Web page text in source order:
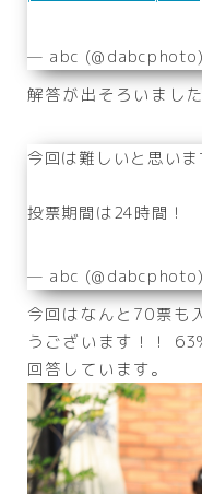
— abc (@dabcphoto)
解答が出そろいました
今回は難しいと思い
投票期間は24時間！
— abc (@dabcphoto)
今回はなんと70票も
うございます！！
回答しています。